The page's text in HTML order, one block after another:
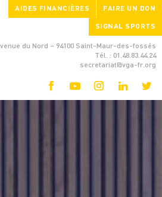
AIDES FINANCIÈRES FAIRE UN DON
SIGNAL SPORTS
du Nord – 94100 Saint-Maur-des-fossés
Tél. : 01.48.83.44.24
secretariat@vga-fr.org